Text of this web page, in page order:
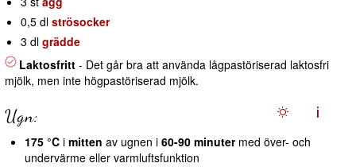
0,5 dl strösocker
3 dl grädde
Laktosfritt - Det går bra att använda lågpastöriserad laktosfri
mjölk, men inte högpastöriserad mjölk.
Ugn:
175 °C i mitten av ugnen i 60-90 minutermed över- och
undervärme eller varmluftsfunktion